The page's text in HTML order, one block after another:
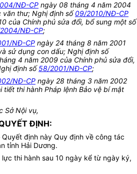
NĐ-CP ngày 08 tháng 4 năm 2004
văn thư; Nghị định số09/2010/NĐ-CP
của Chính phủ sửa đổi, bổ sung một số
NĐ-CP;
NĐ-CP ngày 24 tháng 8 năm 2001
sử dụng con dấu; Nghị định số
4 năm 2009 của Chính phủ sửa đổi,
định số58/2001/NĐ-CP;
NĐ-CP ngày 28 tháng 3 năm 2002
tiết thi hành Pháp lệnh Bảo vệ bí mật
Sở Nội vụ,
ĐỊNH:
Quyết định này Quy định về công tác
tỉnh Hải Dương.
thi hành sau 10 ngày kể từ ngày ký,